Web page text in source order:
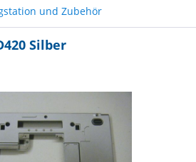
und Zubehör
Silber